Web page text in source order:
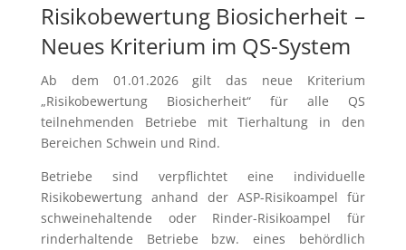
Risikobewertung Biosicherheit –
Neues Kriterium im QS-System
Ab dem 01.01.2026 gilt das neue Kriterium
„Risikobewertung Biosicherheit“ für alle QS
teilnehmenden Betriebe mit Tierhaltung in den
Bereichen Schwein und Rind.
Betriebe sind verpflichtet eine individuelle
Risikobewertung anhand der ASP-Risikoampel für
schweinehaltende oder Rinder-Risikoampel für
rinderhaltende Betriebe bzw. eines behördlich